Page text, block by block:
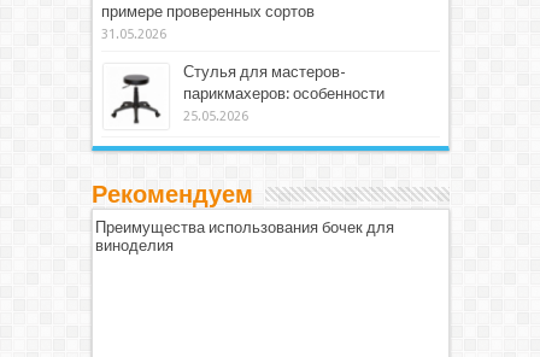
примере проверенных сортов
31.05.2026
Стулья для мастеров-
парикмахеров: особенности
25.05.2026
Рекомендуем
Преимущества использования бочек для
виноделия